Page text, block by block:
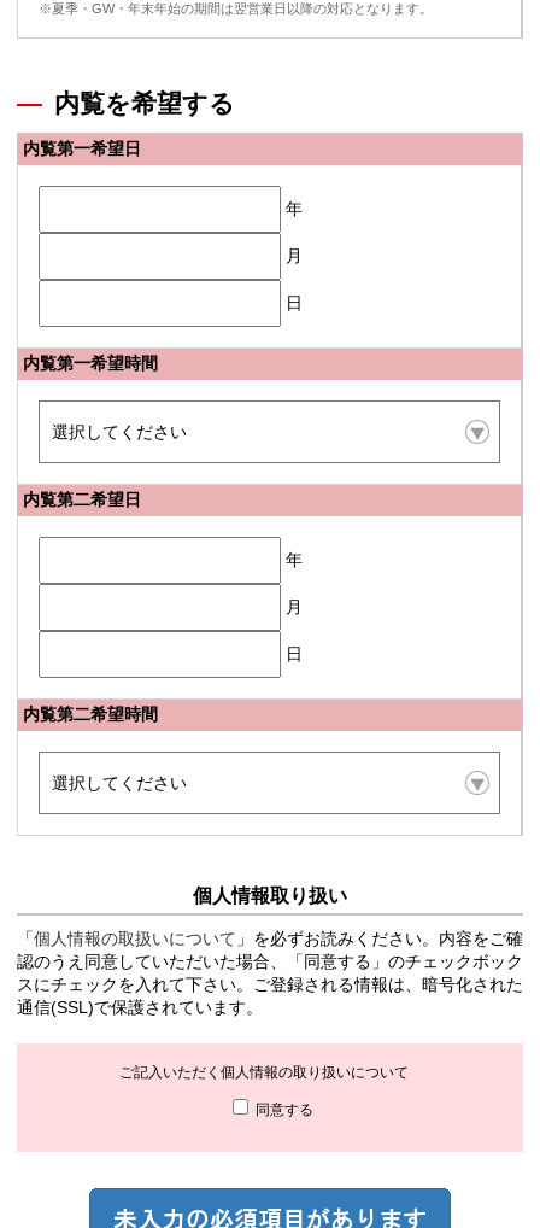
※夏季・GW・年末年始の期間は翌営業日以降の対応となります。
内覧を希望する
内覧第一希望日
年
月
日
内覧第一希望時間
内覧第二希望日
年
月
日
内覧第二希望時間
個人情報取り扱い
「個人情報の取扱いについて 」を必ずお読みください。内容をご確
認のうえ同意していただいた場合、「同意する」のチェックボック
スにチェックを入れて下さい。ご登録される情報は、暗号化された
通信(SSL)で保護されています。
ご記入いただく個人情報の取り扱いについて
同意する